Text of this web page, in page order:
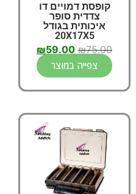
קופסת דמויים דו
צדדית סופר
איכותית בגודל
20X17X5
₪75.00
₪59.00
צפייה במוצר